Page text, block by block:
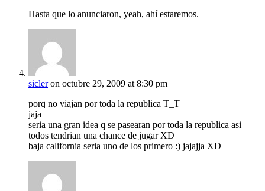
Hasta que lo anunciaron, yeah, ahí estaremos.
sicler on octubre 29, 2009 at 8:30 pm
porq no viajan por toda la republica T_T
jaja
seria una gran idea q se pasearan por toda la republica asi
todos tendrian una chance de jugar XD
baja california seria uno de los primero :) jajajja XD